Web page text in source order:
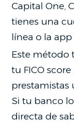
Capital One,
tienes una
línea o la
Este método
tu FICO
prestamistas
Si tu banco
directa de